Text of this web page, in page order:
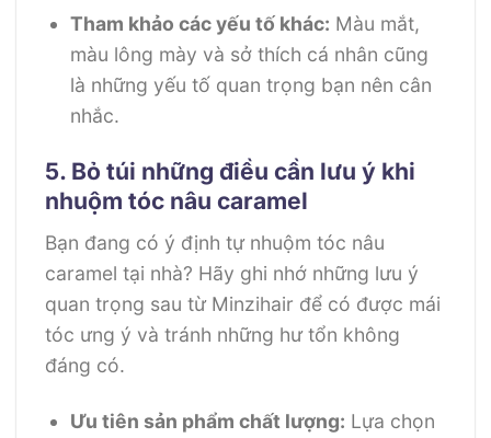
Tham khảo các yếu tố khác: Màu mắt,
màu lông mày và sở thích cá nhân cũng
là những yếu tố quan trọng bạn nên cân
nhắc.
5. Bỏ túi những điều cần lưu ý khi
nhuộm tóc nâu caramel
Bạn đang có ý định tự nhuộm tóc nâu
caramel tại nhà? Hãy ghi nhớ những lưu ý
quan trọng sau từ Minzihair để có được mái
tóc ưng ý và tránh những hư tổn không
đáng có.
Ưu tiên sản phẩm chất lượng: Lựa chọn